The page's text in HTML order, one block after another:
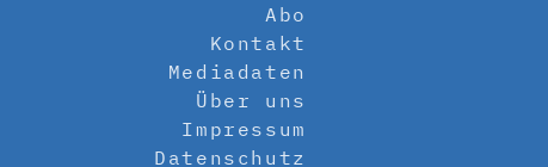
Abo
Kontakt
Mediadaten
Über uns
Impressum
Datenschutz